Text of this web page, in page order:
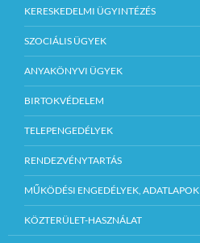
KERESKEDELMI ÜGYINTÉZÉS
SZOCIÁLIS ÜGYEK
ANYAKÖNYVI ÜGYEK
BIRTOKVÉDELEM
TELEPENGEDÉLYEK
RENDEZVÉNYTARTÁS
MŰKÖDÉSI ENGEDÉLYEK, ADATLAPOK
KÖZTERÜLET-HASZNÁLAT